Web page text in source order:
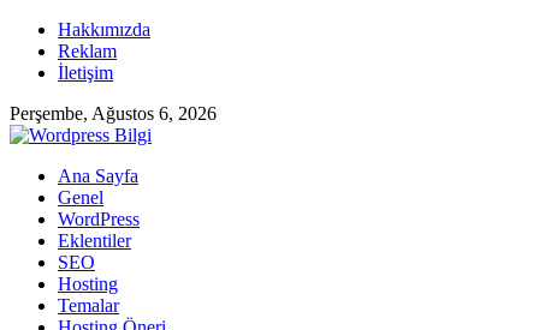
Hakkımızda
Reklam
İletişim
Perşembe, Ağustos 6, 2026
Ana Sayfa
Genel
WordPress
Eklentiler
SEO
Hosting
Temalar